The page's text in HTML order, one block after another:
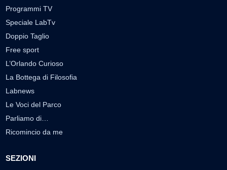
Programmi TV
Speciale LabTv
Doppio Taglio
Free sport
L’Orlando Curioso
La Bottega di Filosofia
Labnews
Le Voci del Parco
Parliamo di…
Ricomincio da me
SEZIONI